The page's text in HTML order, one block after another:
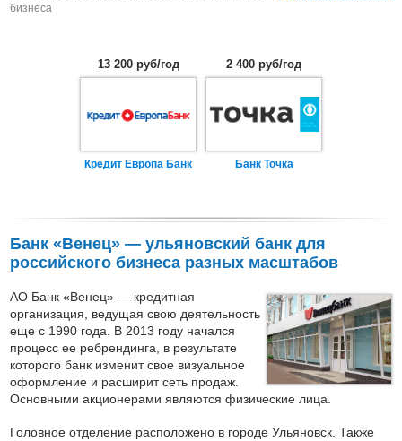
бизнеса
13 200 руб/год
Кредит Европа Банк
2 400 руб/год
Банк Точка
Банк «Венец» — ульяновский банк для
российского бизнеса разных масштабов
АО Банк «Венец» — кредитная
организация, ведущая свою деятельность
еще с 1990 года. В 2013 году начался
процесс ее ребрендинга, в результате
которого банк изменит свое визуальное
оформление и расширит сеть продаж.
Основными акционерами являются физические лица.
Головное отделение расположено в городе Ульяновск. Также